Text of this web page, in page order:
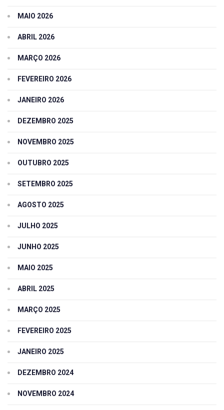
MAIO 2026
ABRIL 2026
MARÇO 2026
FEVEREIRO 2026
JANEIRO 2026
DEZEMBRO 2025
NOVEMBRO 2025
OUTUBRO 2025
SETEMBRO 2025
AGOSTO 2025
JULHO 2025
JUNHO 2025
MAIO 2025
ABRIL 2025
MARÇO 2025
FEVEREIRO 2025
JANEIRO 2025
DEZEMBRO 2024
NOVEMBRO 2024